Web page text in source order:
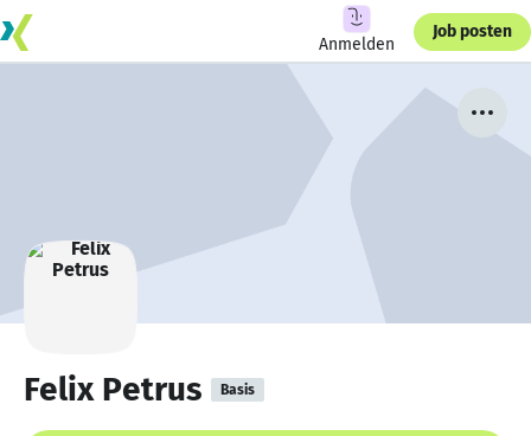
Anmelden
Job posten
Felix Petrus Basis